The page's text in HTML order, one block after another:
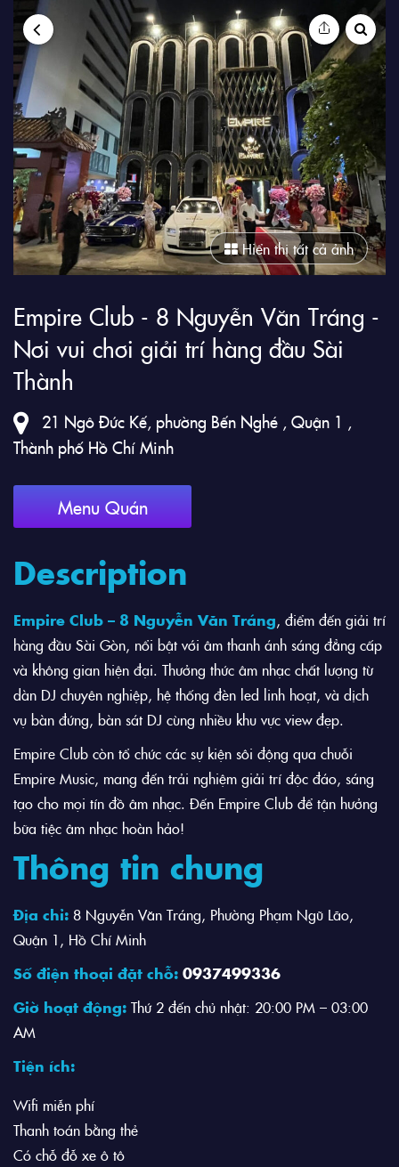
Hiển thị tất cả ảnh
Empire Club - 8 Nguyễn Văn Tráng -
Nơi vui chơi giải trí hàng đầu Sài
Thành
21 Ngô Đức Kế, phường Bến Nghé , Quận 1 ,
Thành phố Hồ Chí Minh
Menu Quán
Description
Empire Club – 8 Nguyễn Văn Tráng, điểm đến giải trí
hàng đầu Sài Gòn, nổi bật với âm thanh ánh sáng đẳng cấp
và không gian hiện đại. Thưởng thức âm nhạc chất lượng từ
dàn DJ chuyên nghiệp, hệ thống đèn led linh hoạt, và dịch
vụ bàn đứng, bàn sát DJ cùng nhiều khu vực view đẹp.
Empire Club còn tổ chức các sự kiện sôi động qua chuỗi
Empire Music, mang đến trải nghiệm giải trí độc đáo, sáng
tạo cho mọi tín đồ âm nhạc. Đến Empire Club để tận hưởng
bữa tiệc âm nhạc hoàn hảo!
Thông tin chung
Địa chỉ: 8 Nguyễn Văn Tráng, Phường Phạm Ngũ Lão,
Quận 1, Hồ Chí Minh
Số điện thoại đặt chỗ: 0937499336
Giờ hoạt động: Thứ 2 đến chủ nhật: 20:00 PM – 03:00
AM
Tiện ích:
Wifi miễn phí
Thanh toán bằng thẻ
Có chỗ đỗ xe ô tô